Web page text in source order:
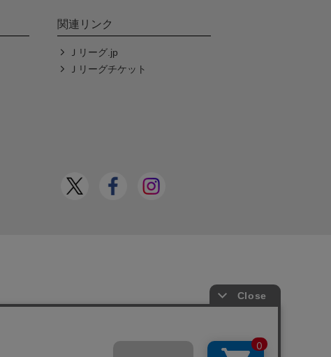
関連リンク
Ｊリーグ.jp
Ｊリーグチケット